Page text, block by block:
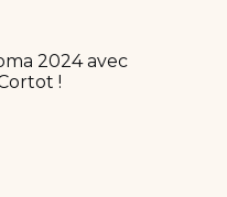
2024 avec
!